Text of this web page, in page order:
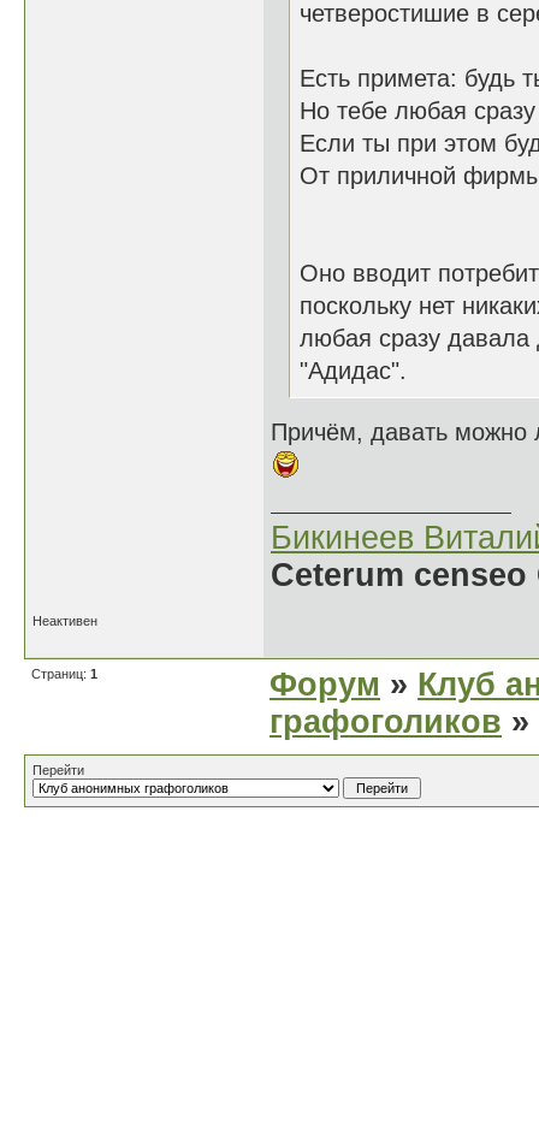
четверостишие в
Есть примета: будь
Но тебе любая сразу
Если ты при этом
От приличной
Оно вводит
поскольку нет
любая сразу
"Адидас".
Причём, давать
Бикинеев
Ceterum
Неактивен
Страниц: 1 Форум » Клуб
графоголиков
Перейти